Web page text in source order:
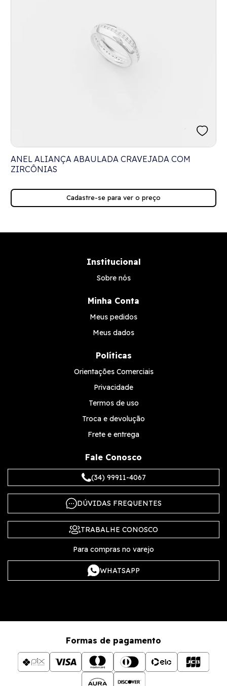
ANEL ALIANÇA ABAULADA CRAVEJADA COM
ZIRCÔNIAS
Cadastre-se para ver o preço
Institucional
Sobre nós
Minha Conta
Meus pedidos
Meus dados
Políticas
Orientações Comerciais
Privacidade
Termos de uso
Troca e devolução
Frete e entrega
Fale Conosco
(34) 99911-4067
DÚVIDAS FREQUENTES
TRABALHE CONOSCO
Para compras no varejo
WHATSAPP
Formas de pagamento